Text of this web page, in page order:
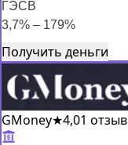
ГЭСВ
3,7% – 179%
Получить деньги
GMoney★4,01 отзыв